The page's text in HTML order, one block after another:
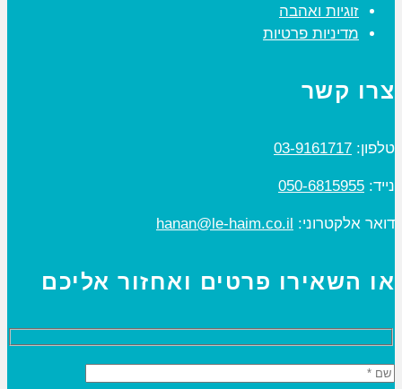
זוגיות ואהבה
מדיניות פרטיות
צרו קשר
טלפון: 03-9161717
נייד: 050-6815955
דואר אלקטרוני: hanan@le-haim.co.il
או השאירו פרטים ואחזור אליכם